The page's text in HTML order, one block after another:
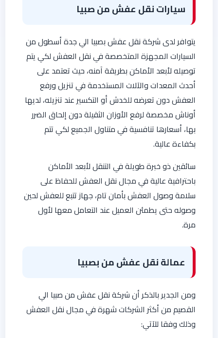
سيارات نقل عفش من صبيا
يتوافر لدى شركة نقل عفش بصبيا الي جدة أسطول من
السيارات المجهزة المتخصصة في نقل العفش لكي يتم
توصيله لأبعد الأماكن بطريقة آمنه، حيث تعتمد على
أحدث المعدات والآلات المستخدمة في تنزيل ورفع
العفش دون تعرضه للخدش أو التكسير عند تنزيله، لديها
أوناش مخصصة لرفع الأوزان الثقيلة دون إلحاق الضرر
بها، أسعارها تنافسية في متناول الجميع لكي تتم
بكفاءة عالية.
سائقين ذو خبرة طويلة في التنقل لأبعد الأماكن
باحترافية عالية في مجال نقل العفش للحفاظ على
سلامة وصول العفش بأمان تام، جهاز تتبع للعفش لحين
وصوله حتى يطمئن العميل عند التعامل معها لأول
مرة.
عمالة نقل عفش من بصبيا
ومن الجدير بالذكر أن شركة نقل عفش من صبيا الي
القصيم من أكثر الشركات شهرة في مجال نقل العفش
وذلك وفقا للآتي: